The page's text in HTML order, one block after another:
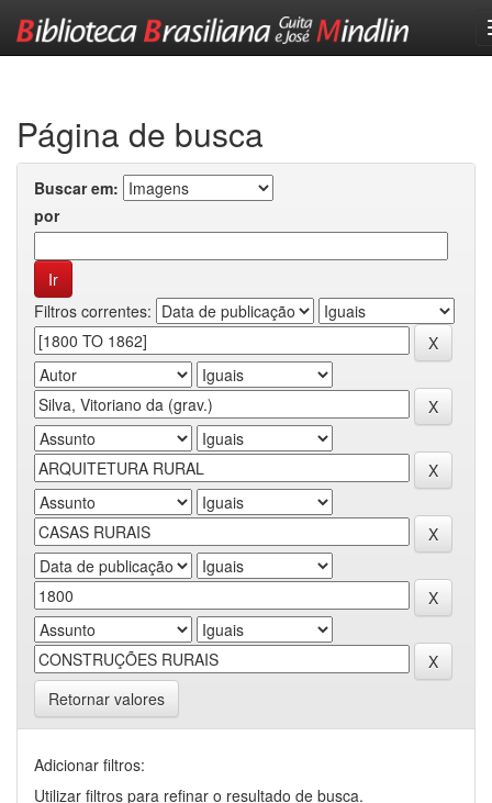
Página de busca
Buscar em:
por
Filtros correntes:
Retornar valores
Adicionar filtros:
Utilizar filtros para refinar o resultado de busca.